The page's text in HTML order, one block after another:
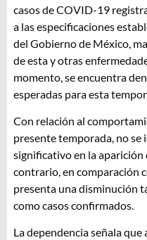
casos de COVID-19
a las especificaciones
del Gobierno de México,
de esta y otras
momento, se encuentra
esperadas para esta
Con relación al
presente temporada, no
significativo en la aparición
contrario, en comparación
presenta una disminución
como casos confirmados.
La dependencia señala